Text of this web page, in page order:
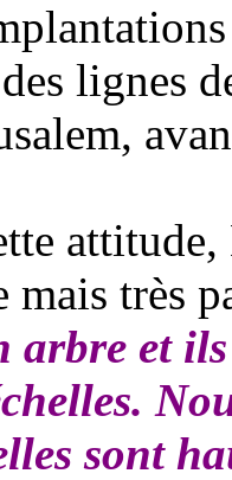
lignes
mais très
arbre et
sont